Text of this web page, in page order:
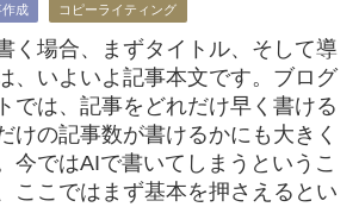
成 コピーライティング
く場合、まずタイトル、そして導
、いよいよ記事本文です。ブログ
では、記事をどれだけ早く書ける
けの記事数が書けるかにも大きく
今ではAIで書いてしまうというこ
ここではまず基本を押さえるとい